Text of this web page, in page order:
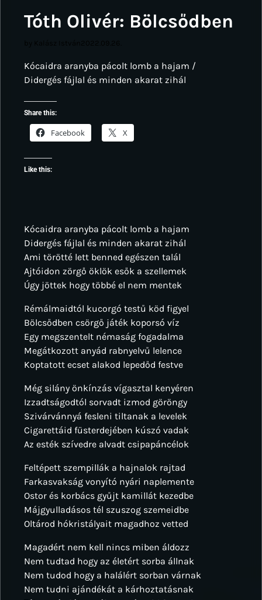
Tóth Olivér: Bölcsődben
Kócaidra aranyba pácolt lomb a hajam /
Didergés fájlal és minden akarat zihál
Share this:
Facebook X
Like this:
Kócaidra aranyba pácolt lomb a hajam
Didergés fájlal és minden akarat zihál
Ami törötté lett benned egészen talál
Ajtóidon zörgő öklök esők a szellemek
Úgy jöttek hogy többé el nem mentek
Rémálmaidtól kucorgó testű köd figyel
Bölcsődben csörgő játék koporsó víz
Egy megszentelt némaság fogadalma
Megátkozott anyád rabnyelvű lelence
Koptatott ecset alakod lepedőd festve
Még silány önkínzás vígasztal kenyéren
Izzadtságodtól sorvadt izmod göröngy
Szivárvánnyá fesleni tiltanak a levelek
Cigarettáid füsterdejében kúszó vadak
Az esték szívedre alvadt csipapáncélok
Feltépett szempillák a hajnalok rajtad
Farkasvakság vonyító nyári naplemente
Ostor és korbács gyűjt kamillát kezedbe
Májgyulladásos tél szuszog szemeidbe
Oltárod hókristályait magadhoz vetted
Magadért nem kell nincs miben áldozz
Nem tudtad hogy az életért sorba állnak
Nem tudod hogy a halálért sorban várnak
Nem tudni ajándékát a kárhoztatásnak